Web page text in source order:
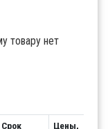
товару нет
Срок
Цены,